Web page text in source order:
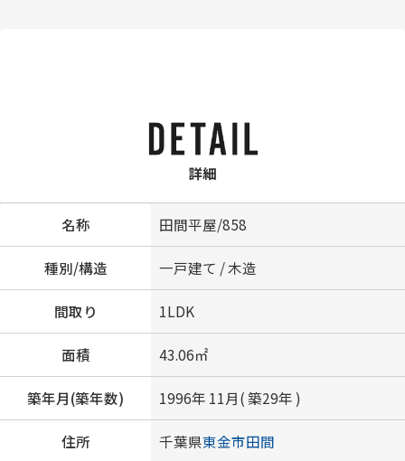
詳細
名称 田間平屋/858
種別/構造 一戸建て / 木造
間取り 1LDK
面積 43.06㎡
築年月(築年数) 1996年 11月( 築29年 )
住所 千葉県東金市田間